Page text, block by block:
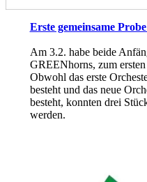
Erste gemeinsame
Am 3.2. habe beide
GREENhorns, zum
Obwohl das erste
besteht und das neue
besteht, konnten drei
werden.